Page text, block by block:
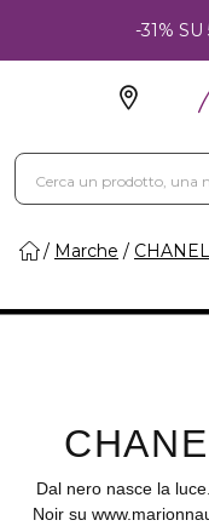
-31%
Marche CHANEL
Dal nero nasce la
Noir su